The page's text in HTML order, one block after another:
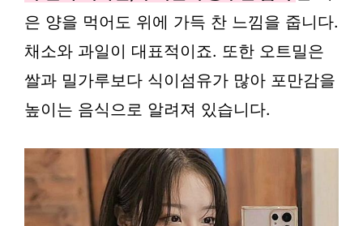
은 양을 먹어도 위에 가득 찬 느낌을 줍니다.
채소와 과일이 대표적이죠. 또한 오트밀은
쌀과 밀가루보다 식이섬유가 많아 포만감을
높이는 음식으로 알려져 있습니다.